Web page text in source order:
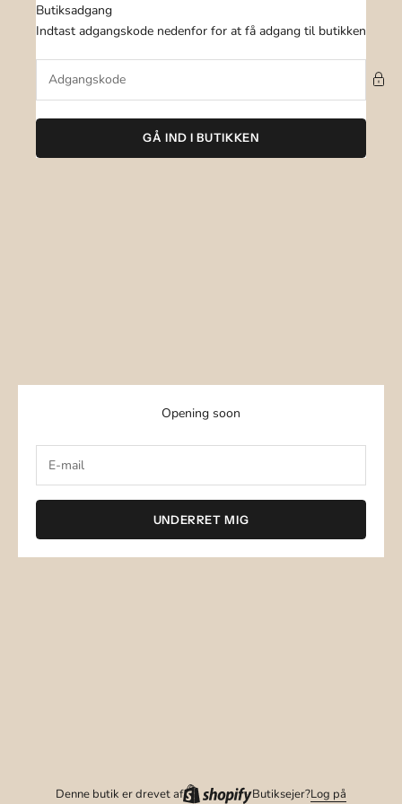
Spring til indhold
Butiksadgang
Indtast adgangskode nedenfor for at få adgang til butikken
GÅ IND I BUTIKKEN
Opening soon
UNDERRET MIG
Denne butik er drevet af Butiksejer?Log på